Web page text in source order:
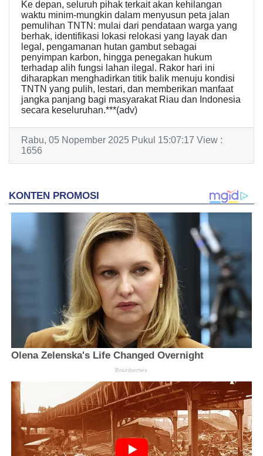
Ke depan, seluruh pihak terkait akan kehilangan
waktu minim-mungkin dalam menyusun peta jalan
pemulihan TNTN: mulai dari pendataan warga yang
berhak, identifikasi lokasi relokasi yang layak dan
legal, pengamanan hutan gambut sebagai
penyimpan karbon, hingga penegakan hukum
terhadap alih fungsi lahan ilegal. Rakor hari ini
diharapkan menghadirkan titik balik menuju kondisi
TNTN yang pulih, lestari, dan memberikan manfaat
jangka panjang bagi masyarakat Riau dan Indonesia
secara keseluruhan.***(adv)
Rabu, 05 Nopember 2025 Pukul 15:07:17 View :
1656